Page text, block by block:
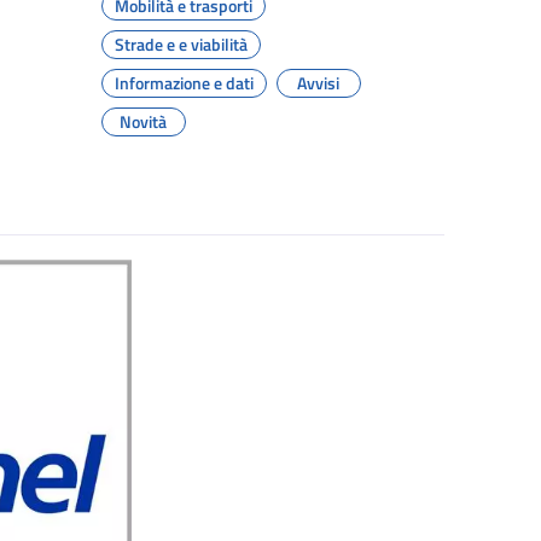
Mobilità e trasporti
Strade e e viabilità
Informazione e dati
Avvisi
Novità